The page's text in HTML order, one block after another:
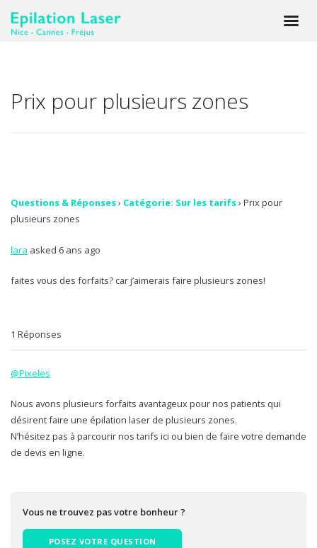
Prix pour plusieurs zones
Questions & Réponses› Catégorie: Sur les tarifs› Prix pour
plusieurs zones
lara asked 6 ans ago
faites vous des forfaits? car j’aimerais faire plusieurs zones!
1 Réponses
@Pixeles
Nous avons plusieurs forfaits avantageux pour nos patients qui
désirent faire une épilation laser de plusieurs zones.
N’hésitez pas à parcourir nos tarifs ici ou bien de faire votre demande
de devis en ligne.
Vous ne trouvez pas votre bonheur ?
POSEZ VOTRE QUESTION